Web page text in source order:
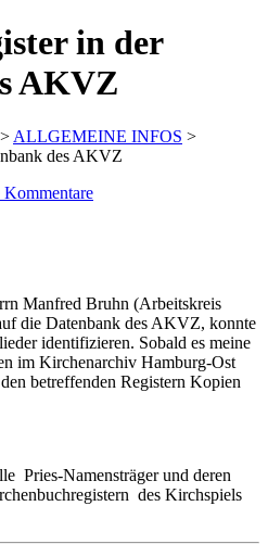
in der
AKVZ
> ALLGEMEINE INFOS >
des AKVZ
Kommentare
Manfred Bruhn (Arbeitskreis
die Datenbank des AKVZ, konnte
identifizieren. Sobald es meine
im Kirchenarchiv Hamburg-Ost
betreffenden Registern Kopien
Pries-Namensträger und deren
des Kirchspiels